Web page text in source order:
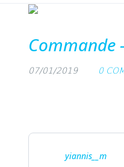
Commande
07/01/2019 0
yiannis__m